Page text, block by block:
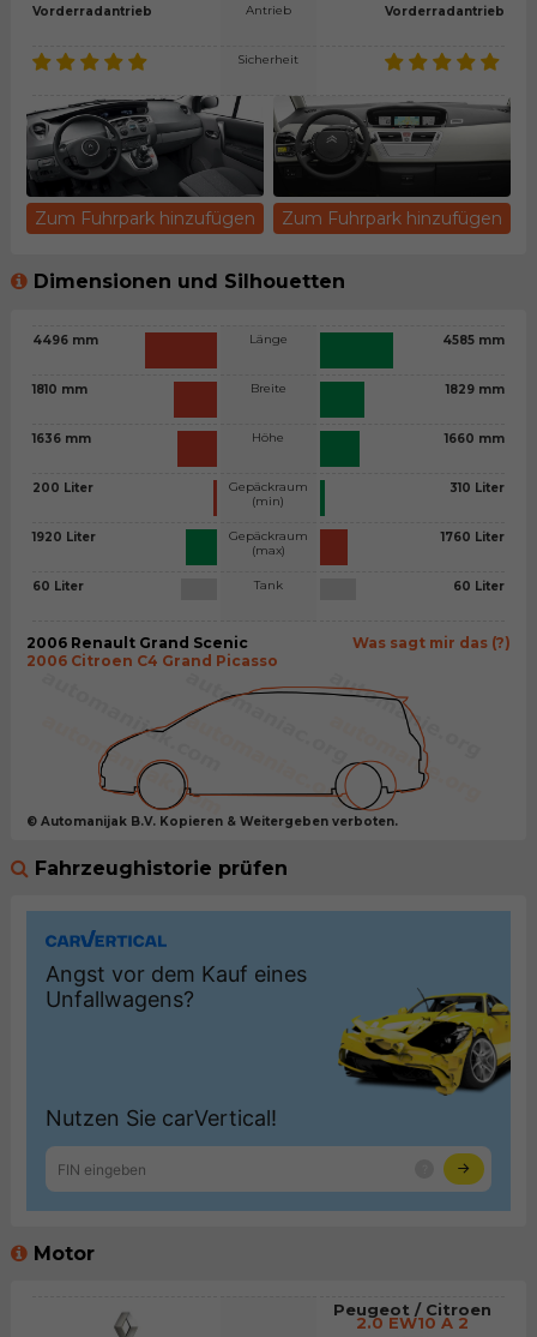
Vorderradantrieb Antrieb
Sicherheit
Vorderradantrieb
Zum Fuhrpark hinzufügen Zum Fuhrpark hinzufügen
Dimensionen und Silhouetten
4496 mm
1810 mm
1636 mm
200 Liter
1920 Liter
60 Liter
Länge
Breite
Höhe
Gepäckraum
(min)
Gepäckraum
(max)
Tank
4585 mm
1829 mm
1660 mm
310 Liter
1760 Liter
60 Liter
Was sagt mir das (?)
2006 Renault Grand Scenic
2006 Citroen C4 Grand Picasso
© Automanijak B.V. Kopieren & Weitergeben verboten.
Fahrzeughistorie prüfen
Motor
Peugeot / Citroen
2.0 EW10 A 2